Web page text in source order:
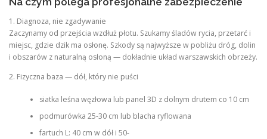
1. Diagnoza, nie zgadywanie
Zaczynamy od przejścia wzdłuż płotu. Szukamy śladów rycia, przetarć i
miejsc, gdzie dzik ma osłonę. Szkody są najwyższe w pobliżu dróg, dolin
i obszarów z naturalną osłoną — dokładnie układ warszawskich obrzeży.
2. Fizyczna baza — dół, który nie puści
siatka leśna węzłowa lub panel 3D z dolnym drutem co 10 cm
podmurówka 25-30 cm lub blacha ryflowana
fartuch L: 40 cm w dół i 50-